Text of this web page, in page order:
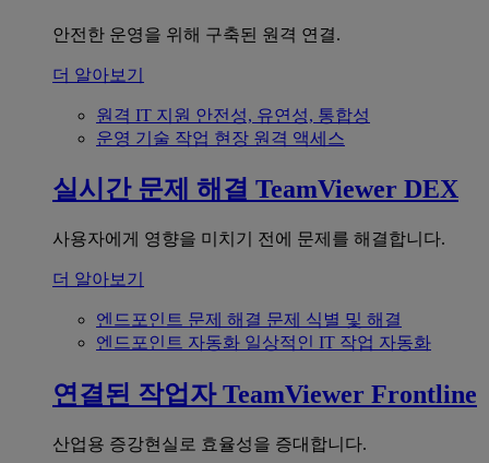
안전한 운영을 위해 구축된 원격 연결.
더 알아보기
원격 IT 지원 안전성, 유연성, 통합성
운영 기술 작업 현장 원격 액세스
실시간 문제 해결 TeamViewer DEX
사용자에게 영향을 미치기 전에 문제를 해결합니다.
더 알아보기
엔드포인트 문제 해결 문제 식별 및 해결
엔드포인트 자동화 일상적인 IT 작업 자동화
연결된 작업자 TeamViewer Frontline
산업용 증강현실로 효율성을 증대합니다.